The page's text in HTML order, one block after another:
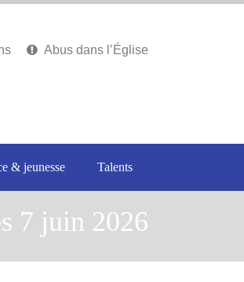
Abus dans l’Église
& jeunesse Talents
7 juin 2026